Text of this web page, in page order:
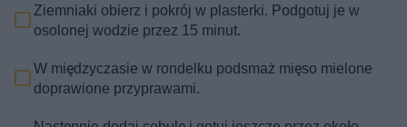
Ziemniaki obierz i pokrój w plasterki. Podgotuj je w
osolonej wodzie przez 15 minut.
W międzyczasie w rondelku podsmaż mięso mielone
doprawione przyprawami.